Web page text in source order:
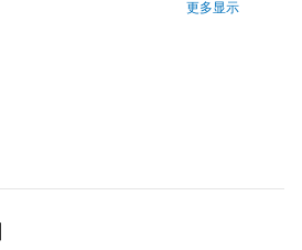
更多显示